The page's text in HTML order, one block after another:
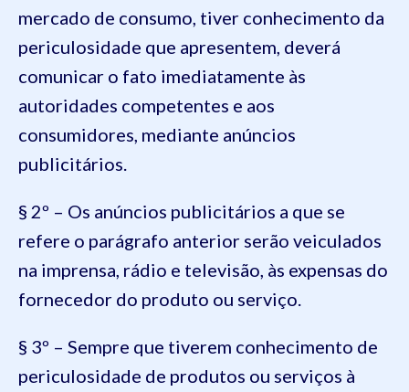
mercado de consumo, tiver conhecimento da
periculosidade que apresentem, deverá
comunicar o fato imediatamente às
autoridades competentes e aos
consumidores, mediante anúncios
publicitários.
§ 2º – Os anúncios publicitários a que se
refere o parágrafo anterior serão veiculados
na imprensa, rádio e televisão, às expensas do
fornecedor do produto ou serviço.
§ 3º – Sempre que tiverem conhecimento de
periculosidade de produtos ou serviços à